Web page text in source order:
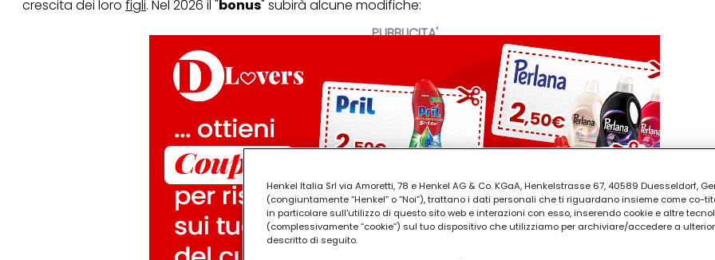
PUBBLICITA'
crescita dei loro figli. Nel 2026 il "bonus" subirà alcune modifiche:
Henkel Italia Srl via Amoretti, 78 e Henkel AG & Co. KGaA, Henkelstrasse 67, 40589 Duesseldorf,
(congiuntamente “Henkel” o “Noi”), trattano i dati personali che ti riguardano insieme come co-
in particolare sull'utilizzo di questo sito web e interazioni con esso, inserendo cookie e altre
(complessivamente “cookie”) sul tuo dispositivo che utilizziamo per archiviare/accedere a
descritto di seguito.